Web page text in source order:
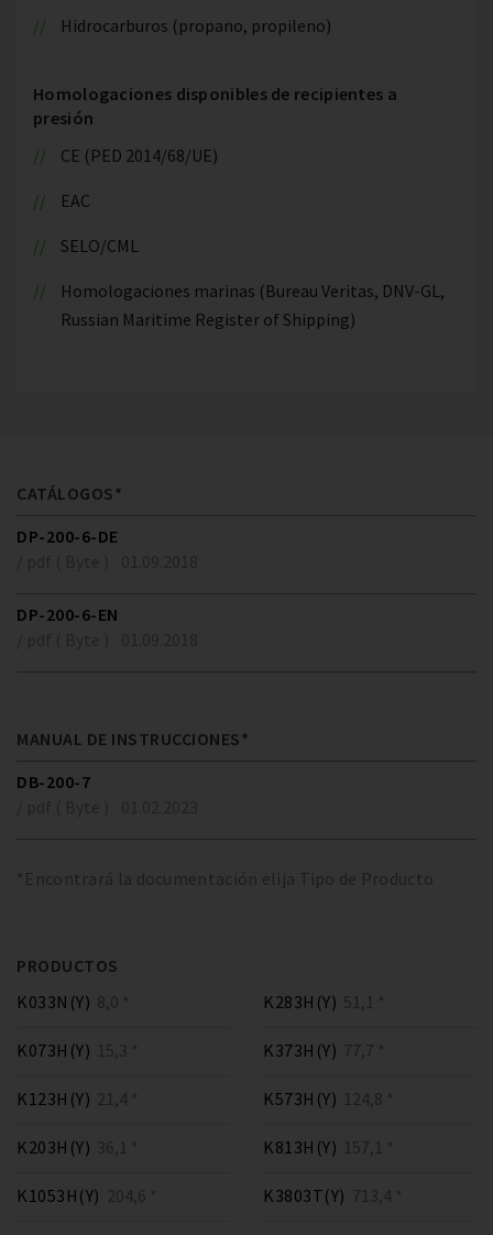
Hidrocarburos (propano, propileno)
Homologaciones disponibles de recipientes a
presión
CE (PED 2014/68/UE)
EAC
SELO/CML
Homologaciones marinas (Bureau Veritas, DNV-GL,
Russian Maritime Register of Shipping)
CATÁLOGOS*
DP-200-6-DE
DP-200-6-EN
MANUAL DE INSTRUCCIONES*
DB-200-7
*Encontrará la documentación elija Tipo de Producto
PRODUCTOS
K033N(Y) 8,0 *
K073H(Y) 15,3 *
K123H(Y) 21,4 *
K203H(Y) 36,1 *
K283H(Y) 51,1 *
K373H(Y) 77,7 *
K573H(Y) 124,8 *
K813H(Y) 157,1 *
K1053H(Y) 204,6 * K3803T(Y) 713,4 *